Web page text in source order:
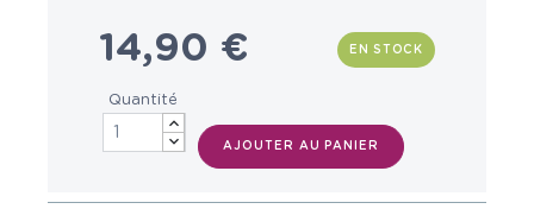
14,90 € EN STOCK
Quantité
AJOUTER AU PANIER